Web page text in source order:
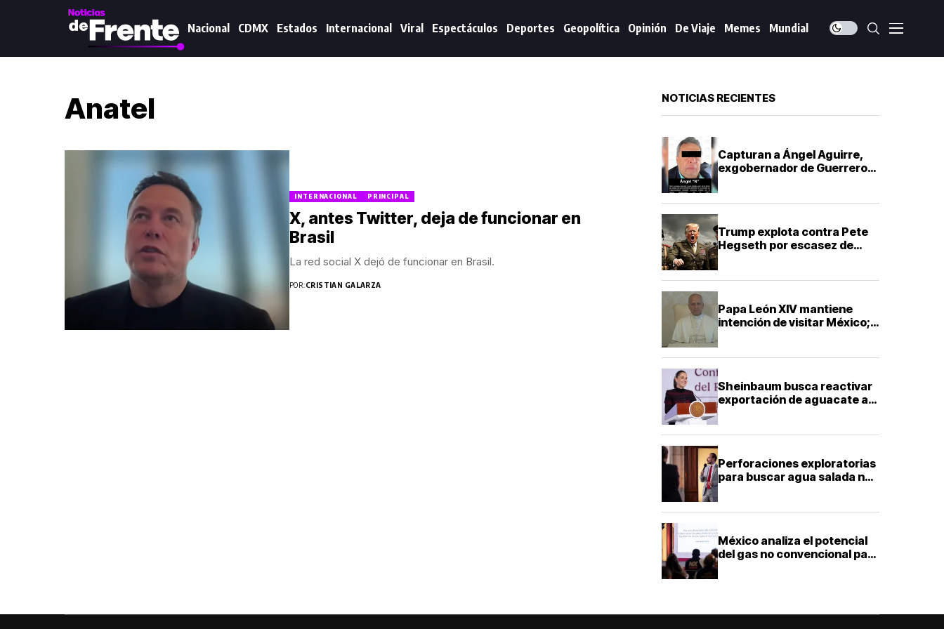
Nacional CDMX Estados Internacional Viral Espectáculos Deportes Geopolítica Opinión De Viaje Memes Mundial
Anatel
INTERNACIONAL PRINCIPAL
X, antes Twitter, deja de funcionar en
Brasil
La red social X dejó de funcionar en Brasil.
POR:CRISTIAN GALARZA
NOTICIAS RECIENTES
Capturan a Ángel Aguirre,
exgobernador de Guerrero,
Trump explota contra Pete
Hegseth por escasez de
Papa León XIV mantiene
intención de visitar México;
Sheinbaum busca reactivar
exportación de aguacate a
Perforaciones exploratorias
para buscar agua salada no
Facultad de Ingeniería de la
México analiza el potencial
del gas no convencional para